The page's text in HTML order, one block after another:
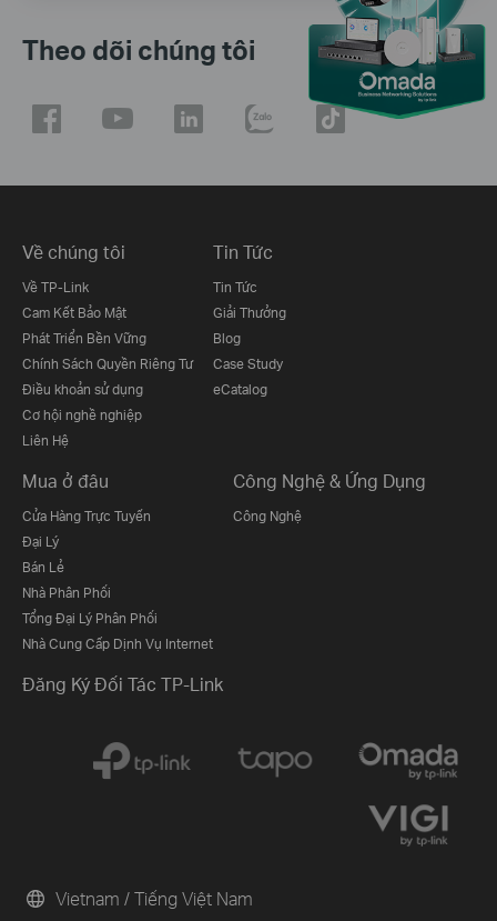
Theo dõi chúng tôi
Về chúng tôi
Về TP-Link
Cam Kết Bảo Mật
Phát Triển Bền Vững
Chính Sách Quyền Riêng Tư
Điều khoản sử dụng
Cơ hội nghề nghiệp
Liên Hệ
Tin Tức
Tin Tức
Giải Thưởng
Blog
Case Study
eCatalog
Mua ở đâu
Cửa Hàng Trực Tuyến
Đại Lý
Bán Lẻ
Nhà Phân Phối
Tổng Đại Lý Phân Phối
Nhà Cung Cấp Dịnh Vụ Internet
Công Nghệ & Ứng Dụng
Công Nghệ
Đăng Ký Đối Tác TP-Link
Vietnam / Tiếng Việt Nam